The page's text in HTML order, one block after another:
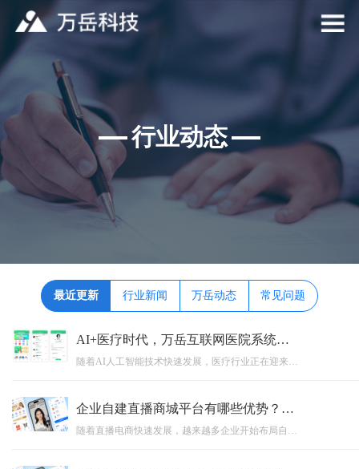
行业动态
最近更新 行业新闻 万岳动态 常见问题
AI+医疗时代，万岳互联网医院系统开发如何推动医院服务模式升级？
企业自建直播商城平台有哪些优势？万岳私域直播电商系统源码开发方案解析